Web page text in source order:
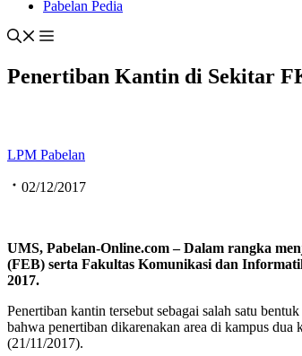
Pabelan Pedia
Penertiban Kantin di Sekitar
LPM Pabelan
02/12/2017
UMS, Pabelan-Online.com – Dalam rangka
(FEB) serta Fakultas Komunikasi dan
2017.
Penertiban kantin tersebut sebagai salah satu
bahwa penertiban dikarenakan area di kampus
(21/11/2017).